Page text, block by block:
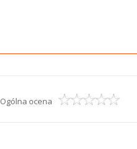
Ogólna ocena